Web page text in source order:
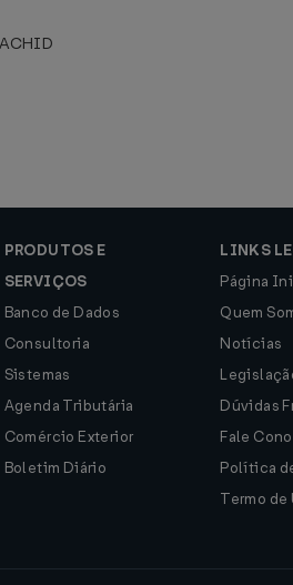
PRODUTOS E
SERVIÇOS
Banco de Dados
Consultoria
Sistemas
Agenda Tributária
Comércio Exterior
Boletim Diário
LINKS
Página
Quem
Notícias
Dúvidas
Fale
Política
Termo de